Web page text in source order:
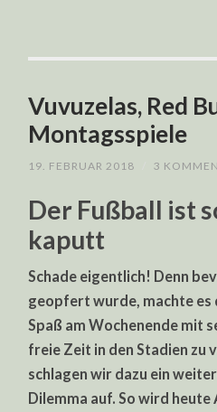
Vuvuzelas, Red
Montagsspiele
19. FEBRUAR 2018 3
Der Fußball ist
kaputt
Schade eigentlich! Denn
geopfert wurde, machte es
Spaß am Wochenende mit
freie Zeit in den Stadien zu
schlagen wir dazu ein
Dilemma auf. So wird heute